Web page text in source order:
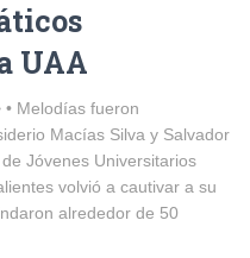
UAA
• Melodías fueron
Macías Silva y Salvador
Jóvenes Universitarios
volvió a cautivar a su
alrededor de 50